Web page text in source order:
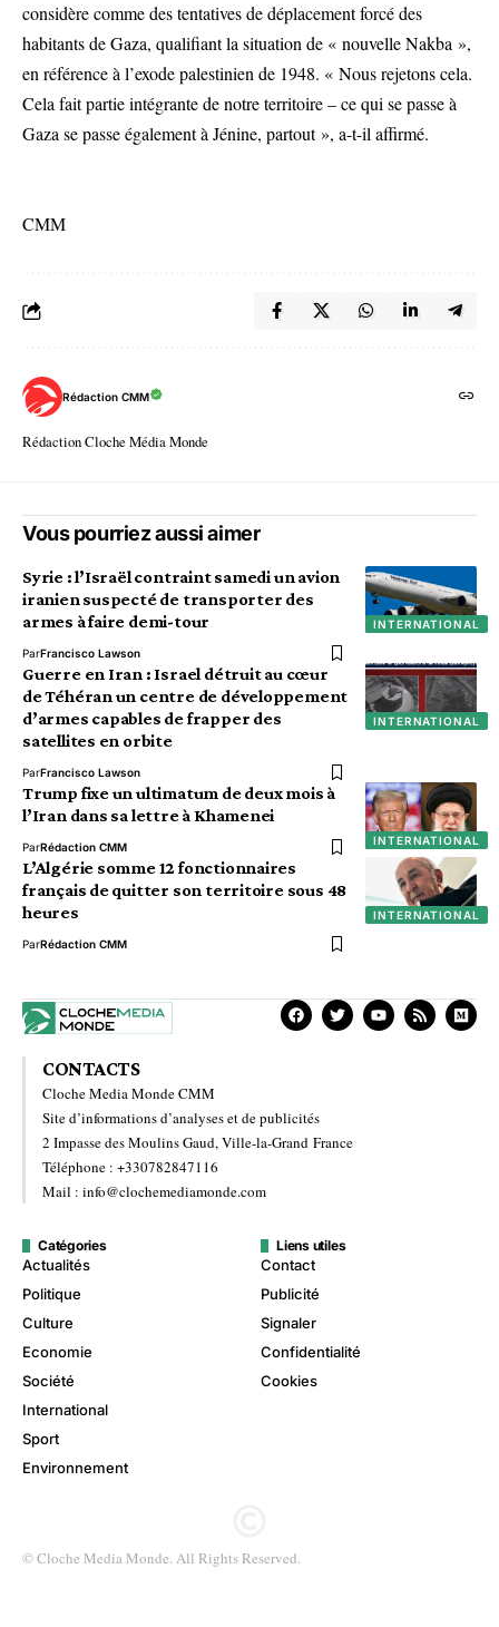
considère comme des tentatives de déplacement forcé des
habitants de Gaza, qualifiant la situation de « nouvelle Nakba »,
en référence à l’exode palestinien de 1948. « Nous rejetons cela.
Cela fait partie intégrante de notre territoire – ce qui se passe à
Gaza se passe également à Jénine, partout », a-t-il affirmé.
CMM
Rédaction CMM
Rédaction Cloche Média Monde
Vous pourriez aussi aimer
INTERNATIONAL
Syrie : l’Israël contraint samedi un avion
iranien suspecté de transporter des
armes à faire demi-tour
ParFrancisco Lawson
INTERNATIONAL
Guerre en Iran : Israel détruit au cœur
de Téhéran un centre de développement
d’armes capables de frapper des
satellites en orbite
ParFrancisco Lawson
INTERNATIONAL
Trump fixe un ultimatum de deux mois à
l’Iran dans sa lettre à Khamenei
ParRédaction CMM
INTERNATIONAL
L’Algérie somme 12 fonctionnaires
français de quitter son territoire sous 48
heures
ParRédaction CMM
CONTACTS
Cloche Media Monde CMM
Site d’informations d’analyses et de publicités
2 Impasse des Moulins Gaud, Ville-la-Grand France
Téléphone : +330782847116
Mail : info@clochemediamonde.com
Catégories
Actualités
Politique
Culture
Economie
Société
International
Sport
Environnement
Liens utiles
Contact
Publicité
Signaler
Confidentialité
Cookies
© Cloche Media Monde. All Rights Reserved.